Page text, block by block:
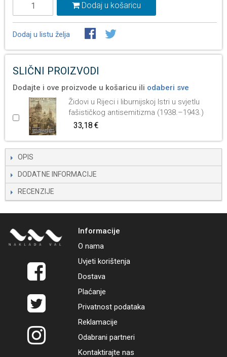
Dodaj u košaricu
Dodaj u listu želja
SLIČNI PROIZVODI
Dodajte i ove proizvode u košaricu ili odaberi sve
Židovi u Rijeci i liburnijskoj Istri u svjetlu
fašističkog antisemitizma (1938.–1943.)
33,18 €
OPIS
DODATNE INFORMACIJE
RECENZIJE
Informacije
O nama
Uvjeti korištenja
Dostava
Plaćanje
Privatnost podataka
Reklamacije
Odabrani partneri
Kontaktirajte nas